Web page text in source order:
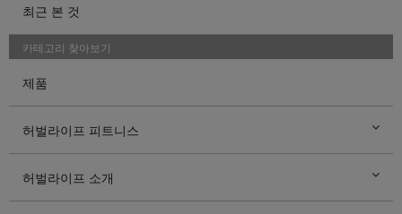
최근 본 것
카테고리 찾아보기
제품
허벌라이프 피트니스
허벌라이프 소개